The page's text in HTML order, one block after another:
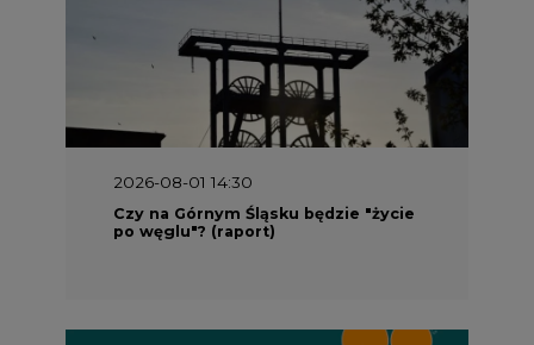
2026-08-01 14:30
Czy na Górnym Śląsku będzie "życie
po węglu"? (raport)